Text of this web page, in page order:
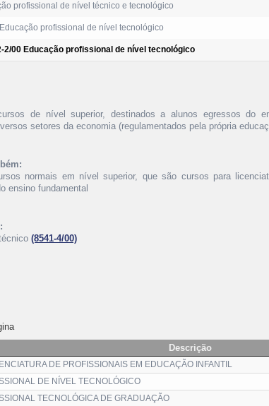
profissional de nível técnico e tecnológico
Educação profissional de nível tecnológico
2/00 Educação profissional de nível tecnológico
de nível superior, destinados a alunos egressos do
setores da economia (regulamentados pela própria
normais em nível superior, que são cursos para
ensino fundamental
(8541-4/00)
Descrição
DE PROFISSIONAIS EM EDUCAÇÃO INFANTIL
DE NÍVEL TECNOLÓGICO
TECNOLÓGICA DE GRADUAÇÃO